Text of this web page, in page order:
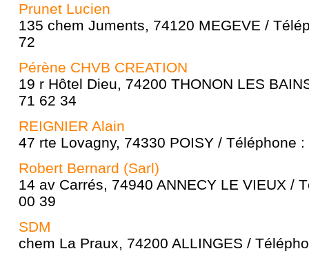
Prunet Lucien
135 chem Juments, 74120 MEGEVE /
72
Pérène CHVB CREATION
19 r Hôtel Dieu, 74200 THONON LES
71 62 34
REIGNIER Alain
47 rte Lovagny, 74330 POISY / Téléphone
Robert Bernard (Sarl)
14 av Carrés, 74940 ANNECY LE VIEUX /
00 39
SDM
chem La Praux, 74200 ALLINGES /